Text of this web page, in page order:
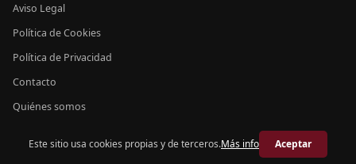
Aviso Legal
Política de Cookies
Política de Privacidad
Contacto
Quiénes somos
© 2026 Crónica Castilla-La Mancha
Este sitio usa cookies propias y de terceros.Más info Aceptar